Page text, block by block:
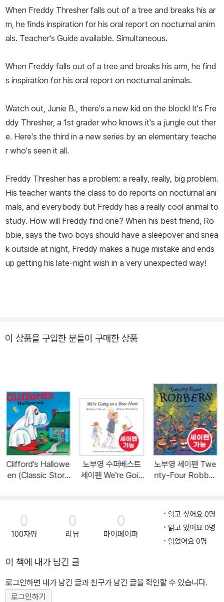
When Freddy Thresher falls out of a tree and breaks his ar
m, he finds inspiration for his oral report on nocturnal anim
als. Teacher's Guide available. Simultaneous.
When Freddy falls out of a tree and breaks his arm, he find
s inspiration for his oral report on nocturnal animals.
Watch out, Junie B., there's a new kid on the block! It's Fre
ddy Thresher, a 1st grader who knows it's a jungle out ther
e. Here's the third in a new series by an elementary teache
r who's seen it all.
Freddy Thresher has a problem: a really, really, big problem.
His teacher wants the class to do reports on nocturnal ani
mals, and everybody but Freddy has a really cool animal to
study. How will Freddy find one? When his best friend, Ro
bbie, says the two boys should have a sleepover and snea
k outside at night, Freddy makes a huge mistake and ends
up getting his late-night wish in a very unexpected way!
이 상품을 구입한 분들이 구매한 상품
Clifford's Hallowe
en (Classic Story
노부영 수퍼베스트
세이펜 We're Goin
노부영 세이펜 Twe
nty-Four Robber
0
100자평
0
리뷰
0
마이페이퍼
읽고 싶어요 0명
읽고 있어요 0명
읽었어요 0명
이 책에 내가 남긴 글
로그인하면 내가 남긴 글과 친구가 남긴 글을 확인할 수 있습니다.
로그인하기